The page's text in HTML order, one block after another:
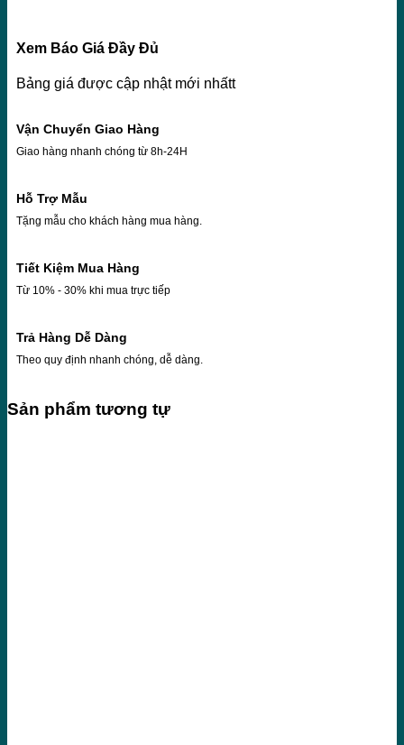
Xem Báo Giá Đầy Đủ
Bảng giá được cập nhật mới nhấtt
Vận Chuyển Giao Hàng
Giao hàng nhanh chóng từ 8h-24H
Hỗ Trợ Mẫu
Tặng mẫu cho khách hàng mua hàng.
Tiết Kiệm Mua Hàng
Từ 10% - 30% khi mua trực tiếp
Trả Hàng Dễ Dàng
Theo quy định nhanh chóng, dễ dàng.
Sản phẩm tương tự